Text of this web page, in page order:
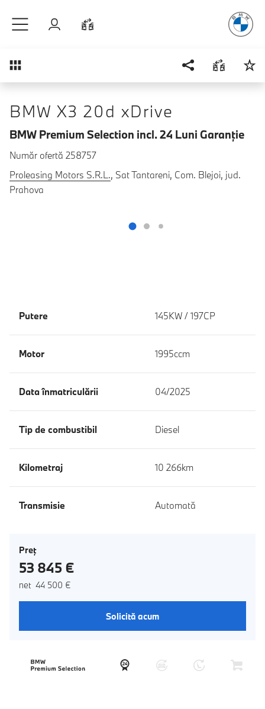
Autentificare
Prezentare generală
BMW X3 20d xDrive
BMW Premium Selection incl. 24 Luni Garanţie
Număr ofertă 258757
Proleasing Motors S.R.L., Sat Tantareni, Com. Blejoi, jud.
Prahova
Putere 145KW / 197CP
Motor 1995ccm
Data înmatriculării 04/2025
Tip de combustibil Diesel
Kilometraj 10 266km
Transmisie Automată
Preţ
53 845 €
net 44 500 €
Solicită acum